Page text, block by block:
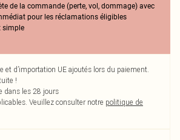
de la commande (perte, vol, dommage) avec
pour les réclamations éligibles
simple
et d’importation UE ajoutés lors du paiement.
!
dans les 28 jours
Veuillez consulter notre politique de